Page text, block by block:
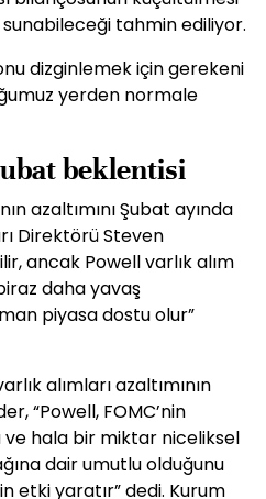
sunabileceği tahmin ediliyor.
dizginlemek için gerekeni
yerden normale
beklentisi
azaltımını Şubat ayında
Direktörü Steven
ancak Powell varlık alım
daha yavaş
piyasa dostu olur”
alımları azaltımının
“Powell, FOMC’nin
hala bir miktar niceliksel
dair umutlu olduğunu
etki yaratır” dedi. Kurum